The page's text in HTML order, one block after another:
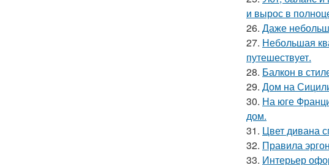
и вырос в
26. Даже
27. Небольшая
путешествует.
28. Балкон в
29. Дом на
30. На юге
дом.
31. Цвет дивана
32. Правила
33. Интерьер